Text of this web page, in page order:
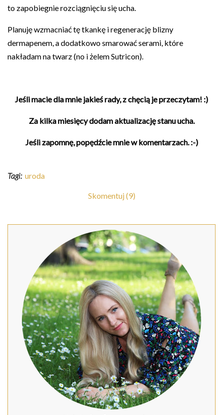
to zapobiegnie rozciągnięciu się ucha.
Planuję wzmacniać tę tkankę i regenerację blizny
dermapenem, a dodatkowo smarować serami, które
nakładam na twarz (no i żelem Sutricon).
Jeśli macie dla mnie jakieś rady, z chęcią je przeczytam! :)
Za kilka miesięcy dodam aktualizację stanu ucha.
Jeśli zapomnę, popędźcie mnie w komentarzach. :-)
Tagi: uroda
Skomentuj (9)